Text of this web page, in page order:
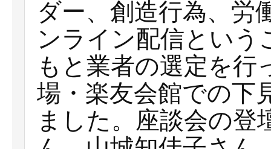
ダー、創造行為、労
ンライン配信という
もと業者の選定を行
場・楽友会館での下
ました。座談会の登